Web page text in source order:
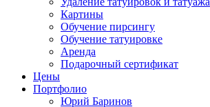
Картины
Обучение пирсингу
Обучение татуировке
Аренда
Подарочный сертификат
Цены
Портфолио
Юрий Баринов